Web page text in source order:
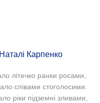
Карпенко
літечко ранки росами,
співами стоголосими.
ріки підземні зливами,